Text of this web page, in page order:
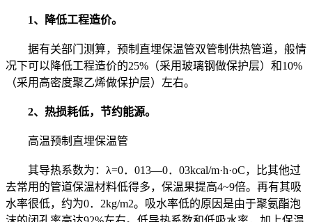
1、降低工程造价。
据有关部门测算，预制直埋保温管双管制供热管道，般情
况下可以降低工程造价的25%（采用玻璃钢做保护层）和10%
（采用高密度聚乙烯做保护层）左右。
2、热损耗低，节约能源。
高温预制直埋保温管
其导热系数为：λ=0．013—0．03kcal/m·h·oC，比其他过
去常用的管道保温材料低得多，保温果提高4~9倍。再有其吸
水率很低，约为0．2kg/m2。吸水率低的原因是由于聚氨酯泡